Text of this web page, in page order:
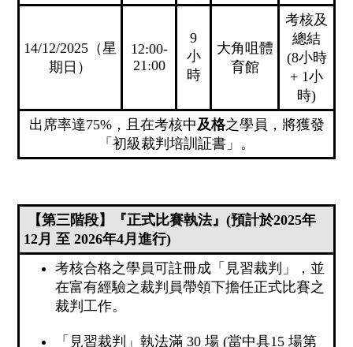
14/12/2025（星
期日）
12:00-
21:00
9
小
時
大角咀體
育館
考核及
總結
(8小時
+ 1小
時)
出席率達75%，且在考核中及格之學員，將獲發
「初級裁判培訓証書」。
【第三階段】『正式比賽執法』(預計於2025年
12月 至 2026年4月進行)
考核合格之學員可註冊成「見習裁判」，並
在富有經驗之裁判員帶領下擔任正式比賽之
裁判工作。
「見習裁判」執法滿 30 場 (當中具15 場第